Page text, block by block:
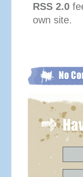
RSS 2.0
own site.